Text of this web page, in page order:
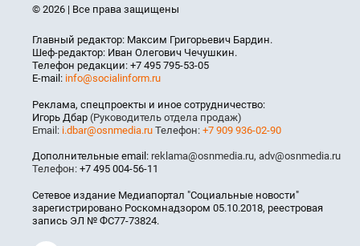
© 2026 | Все права защищены
Главный редактор: Максим Григорьевич Бардин.
Шеф-редактор: Иван Олегович Чечушкин.
Телефон редакции: +7 495 795-53-05
E-mail: info@socialinform.ru
Реклама, спецпроекты и иное сотрудничество:
Игорь Дбар (Руководитель отдела продаж)
Email: i.dbar@osnmedia.ru Телефон: +7 909 936-02-90
Дополнительные email: reklama@osnmedia.ru, adv@osnmedia.ru
Телефон: +7 495 004-56-11
Сетевое издание Медиапортал "Социальные новости"
зарегистрировано Роскомнадзором 05.10.2018, реестровая
запись ЭЛ № ФС77-73824.